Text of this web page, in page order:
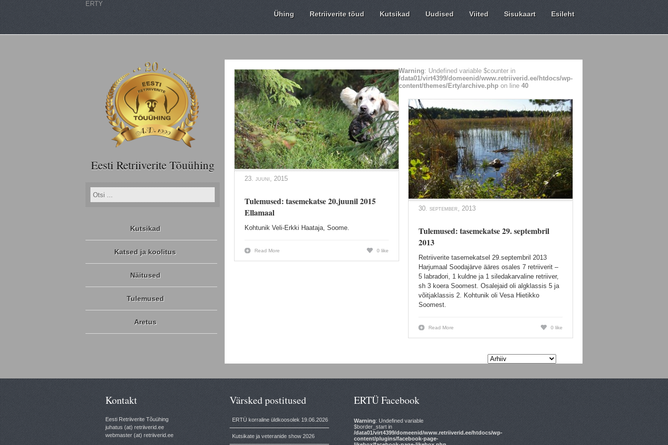
ERTY
Esileht
Sisukaart
Viited
Uudised
Kutsikad
Retriiverite tõud
Ühing
Eesti Retriiverite Tõuühing
Kutsikad
Katsed ja koolitus
Näitused
Tulemused
Aretus
23. juuni, 2015
Tulemused: tasemekatse 20.juunil 2015
Ellamaal
Kohtunik Veli-Erkki Haataja, Soome.
Read More 0 like
Warning: Undefined variable $counter in
/data01/virt4399/domeenid/www.retriiverid.ee/htdocs/wp-
content/themes/Erty/archive.php on line 40
30. september, 2013
Tulemused: tasemekatse 29. septembril
2013
Retriiverite tasemekatsel 29.septembril 2013
Harjumaal Soodajärve ääres osales 7 retriiverit –
5 labradori, 1 kuldne ja 1 siledakarvaline retriiver,
sh 3 koera Soomest. Osalejaid oli algklassis 5 ja
võitjaklassis 2. Kohtunik oli Vesa Hietikko
Soomest.
Read More 0 like
Kontakt
Eesti Retriiverite Tõuühing
juhatus (at) retriiverid.ee
webmaster (at) retriiverid.ee
Värsked postitused
ERTÜ korraline üldkoosolek 19.06.2026
Kutsikate ja veteranide show 2026
ERTÜ Facebook
Warning: Undefined variable
$border_start in
/data01/virt4399/domeenid/www.retriiverid.ee/htdocs/wp-
content/plugins/facebook-page-